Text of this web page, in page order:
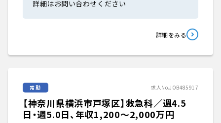
詳細はお問い合わせください
詳細をみる
常勤 求人No.JOB485917
【神奈川県横浜市戸塚区】救急科／週4.5
日・週5.0日、年収1,200〜2,000万円